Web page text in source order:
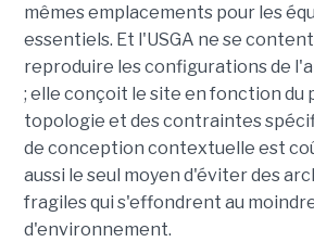
mêmes emplacements pour les
essentiels. Et l'USGA ne se
reproduire les configurations de
; elle conçoit le site en fonction du
topologie et des contraintes
de conception contextuelle est
aussi le seul moyen d'éviter des
fragiles qui s'effondrent au
d'environnement.